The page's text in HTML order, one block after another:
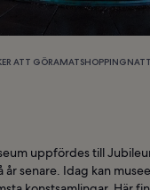
ATT GÖRAMATSHOPPING
uppfördes till
år senare. Idag kan